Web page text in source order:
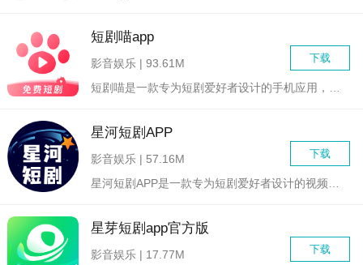
短剧喵app
下载
影音娱乐 | 93.61M
星河短剧APP
下载
影音娱乐 | 57.16M
星芽短剧app官方版
下载
影音娱乐 | 17.77M